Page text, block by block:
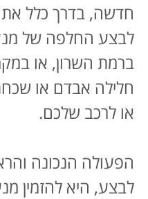
חדשה, בדרך כלל
לבצע החלפה של
ברמת השרון, או
חלילה אבדם או
או לרכב שלכם.
הפעולה הנכונה
לבצע, היא להזמין